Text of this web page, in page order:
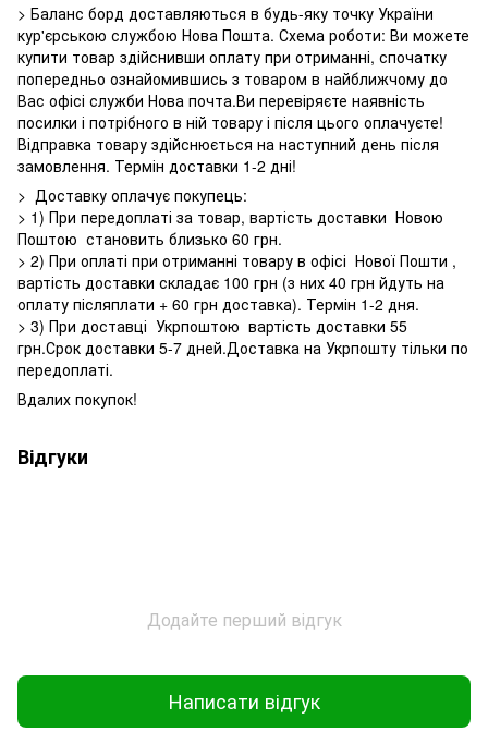
> Баланс борд доставляються в будь-яку точку України
кур'єрською службою Нова Пошта. Схема роботи: Ви можете
купити товар здійснивши оплату при отриманні, спочатку
попередньо ознайомившись з товаром в найближчому до
Вас офісі служби Нова почта.Ви перевіряєте наявність
посилки і потрібного в ній товару і після цього оплачуєте!
Відправка товару здійснюється на наступний день після
замовлення. Термін доставки 1-2 дні!
> Доставку оплачує покупець:
> 1) При передоплаті за товар, вартість доставки Новою
Поштою становить близько 60 грн.
> 2) При оплаті при отриманні товару в офісі Нової Пошти ,
вартість доставки складає 100 грн (з них 40 грн йдуть на
оплату післяплати + 60 грн доставка). Термін 1-2 дня.
> 3) При доставці Укрпоштою вартість доставки 55
грн.Срок доставки 5-7 дней.Доставка на Укрпошту тільки по
передоплаті.
Вдалих покупок!
Відгуки
Додайте перший відгук
Написати відгук